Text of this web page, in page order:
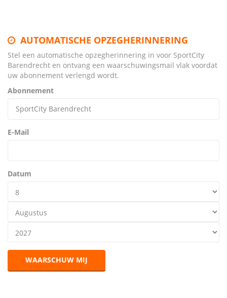
AUTOMATISCHE OPZEGHERINNERING
Stel een automatische opzegherinnering in voor SportCity
Barendrecht en ontvang een waarschuwingsmail vlak voordat
uw abonnement verlengd wordt.
Abonnement
E-Mail
Datum
WAARSCHUW MIJ